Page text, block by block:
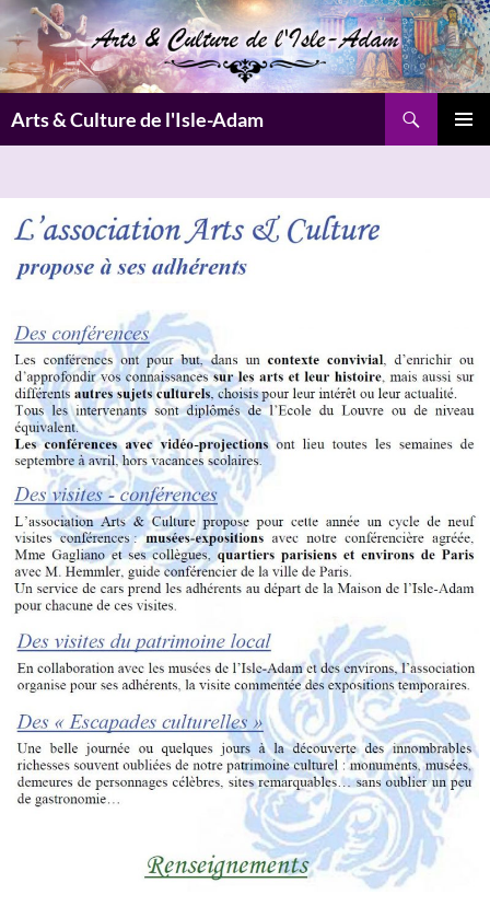
Aller
au
contenu
Arts & Culture de l'Isle-Adam